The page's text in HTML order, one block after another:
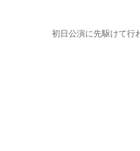
初日公演に先駆けて行